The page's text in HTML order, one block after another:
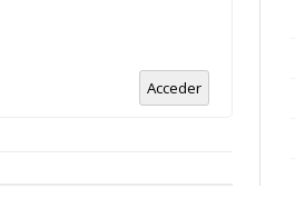
Acceder